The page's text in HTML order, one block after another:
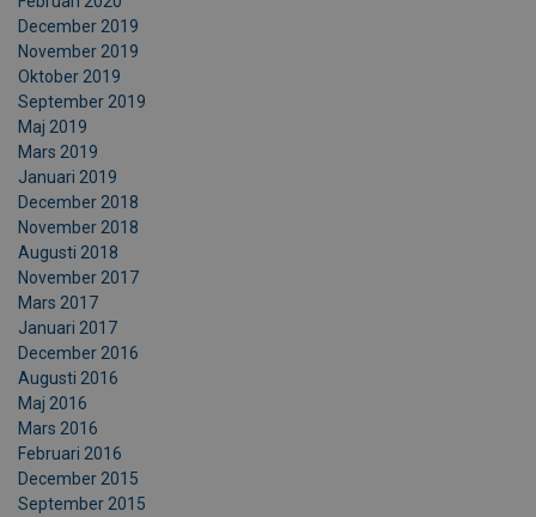
December 2019
November 2019
Oktober 2019
September 2019
Maj 2019
Mars 2019
Januari 2019
December 2018
November 2018
Augusti 2018
November 2017
Mars 2017
Januari 2017
December 2016
Augusti 2016
Maj 2016
Mars 2016
Februari 2016
December 2015
September 2015